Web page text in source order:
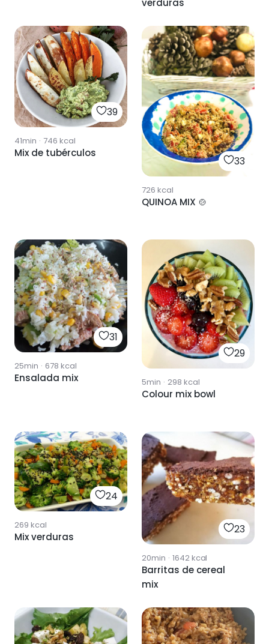
verduras
39
41min · 746 kcal
Mix de tubérculos
33
726 kcal
QUINOA MIX 🍲
31
25min · 678 kcal
Ensalada mix
29
5min · 298 kcal
Colour mix bowl
24
269 kcal
Mix verduras
23
20min · 1642kcal
Barritas de cereal
mix